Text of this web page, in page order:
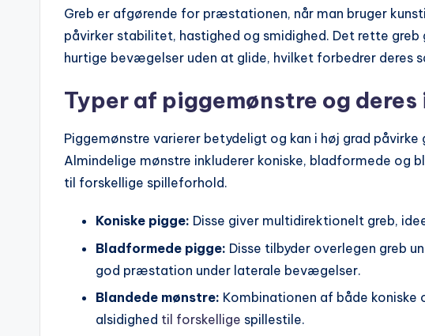
Greb er afgørende for præstationen, når man bruger
påvirker stabilitet, hastighed og smidighed. Det rette
hurtige bevægelser uden at glide, hvilket forbedrer deres
Typer af piggemønstre og
Piggemønstre varierer betydeligt og kan i høj grad
Almindelige mønstre inkluderer koniske, bladformede og
til forskellige spilleforhold.
Koniske pigge: Disse giver multidirektionelt greb,
Bladformede pigge: Disse tilbyder overlegen greb
god præstation under laterale bevægelser.
Blandede mønstre: Kombinationen af både
alsidighed til forskellige spillestile.